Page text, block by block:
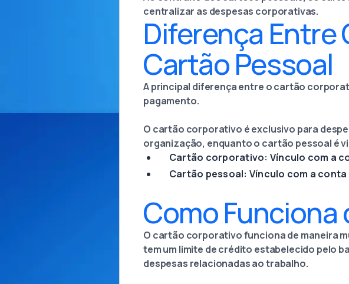
centralizar as despesas corporativas.
Diferença Entre
Cartão Pessoal
A principal diferença entre o cartão
pagamento.
O cartão corporativo é exclusivo para
organização, enquanto o cartão pessoal é
Cartão corporativo: Vínculo com a
Cartão pessoal: Vínculo com a
Como
O cartão corporativo funciona de maneira
tem um limite de crédito estabelecido pelo
despesas relacionadas ao trabalho.